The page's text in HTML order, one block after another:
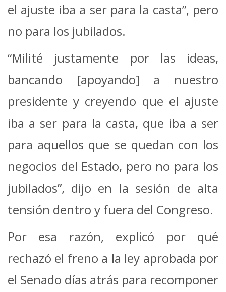
el ajuste iba a ser para la casta”, pero
no para los jubilados.
“Milité justamente por las ideas,
bancando [apoyando] a nuestro
presidente y creyendo que el ajuste
iba a ser para la casta, que iba a ser
para aquellos que se quedan con los
negocios del Estado, pero no para los
jubilados”, dijo en la sesión de alta
tensión dentro y fuera del Congreso.
Por esa razón, explicó por qué
rechazó el freno a la ley aprobada por
el Senado días atrás para recomponer